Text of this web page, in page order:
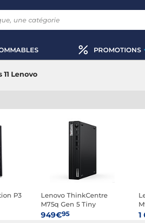
PROMOTIONS
Lenovo
P3
Lenovo ThinkCentre
M75q Gen 5 Tiny
(12RQ0049FR)
949€95 1